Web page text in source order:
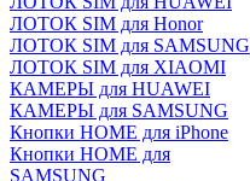
ЛОТОК SIM для Honor
ЛОТОК SIM для SAMSUNG
ЛОТОК SIM для XIAOMI
КАМЕРЫ для HUAWEI
КАМЕРЫ для SAMSUNG
Кнопки HOME для iPhone
Кнопки HOME для
SAMSUNG